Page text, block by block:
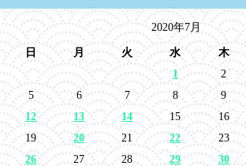
2020年7月
日 月 火 水 木
1
2
5
6 7 8 9
12
13 14 15 16
19
20 21 22 23
26
27 28 29 30